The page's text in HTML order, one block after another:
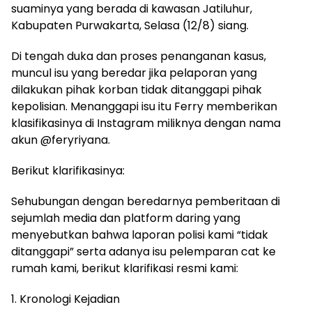
suaminya yang berada di kawasan Jatiluhur,
Kabupaten Purwakarta, Selasa (12/8) siang.
Di tengah duka dan proses penanganan kasus,
muncul isu yang beredar jika pelaporan yang
dilakukan pihak korban tidak ditanggapi pihak
kepolisian. Menanggapi isu itu Ferry memberikan
klasifikasinya di Instagram miliknya dengan nama
akun @feryriyana.
Berikut klarifikasinya:
Sehubungan dengan beredarnya pemberitaan di
sejumlah media dan platform daring yang
menyebutkan bahwa laporan polisi kami “tidak
ditanggapi” serta adanya isu pelemparan cat ke
rumah kami, berikut klarifikasi resmi kami:
1. Kronologi Kejadian